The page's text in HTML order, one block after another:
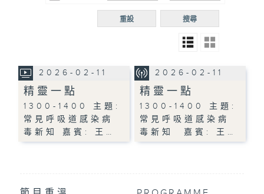
R5
普通
搜尋
重設
2026-02-11
精靈一點
1300-1400 主題:
常見呼吸道感染病
毒新知 嘉賓: 王…
2026-02-11
精靈一點
1300-1400 主題:
常見呼吸道感染病
毒新知 嘉賓: 王…